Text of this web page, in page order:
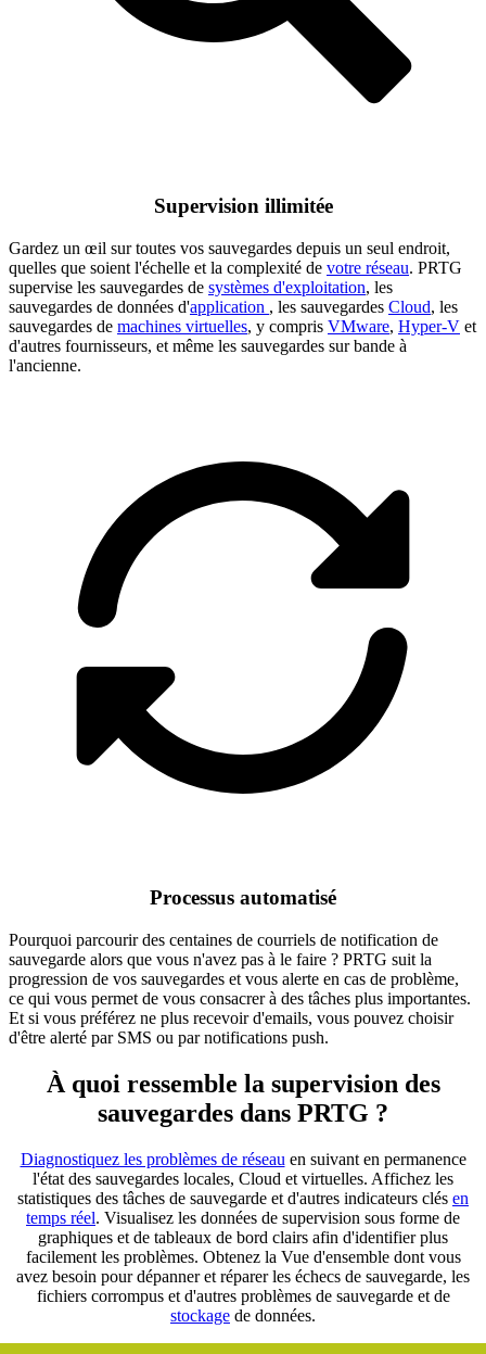
Supervision illimitée
Gardez un œil sur toutes vos sauvegardes depuis un seul endroit,
quelles que soient l'échelle et la complexité de votre réseau. PRTG
supervise les sauvegardes de systèmes d'exploitation, les
sauvegardes de données d'application , les sauvegardes Cloud, les
sauvegardes de machines virtuelles, y compris VMware, Hyper-V et
d'autres fournisseurs, et même les sauvegardes sur bande à
l'ancienne.
Processus automatisé
Pourquoi parcourir des centaines de courriels de notification de
sauvegarde alors que vous n'avez pas à le faire ? PRTG suit la
progression de vos sauvegardes et vous alerte en cas de problème,
ce qui vous permet de vous consacrer à des tâches plus importantes.
Et si vous préférez ne plus recevoir d'emails, vous pouvez choisir
d'être alerté par SMS ou par notifications push.
À quoi ressemble la supervision des
sauvegardes dans PRTG ?
Diagnostiquez les problèmes de réseau en suivant en permanence
l'état des sauvegardes locales, Cloud et virtuelles. Affichez les
statistiques des tâches de sauvegarde et d'autres indicateurs clés en
temps réel. Visualisez les données de supervision sous forme de
graphiques et de tableaux de bord clairs afin d'identifier plus
facilement les problèmes. Obtenez la Vue d'ensemble dont vous
avez besoin pour dépanner et réparer les échecs de sauvegarde, les
fichiers corrompus et d'autres problèmes de sauvegarde et de
stockage de données.